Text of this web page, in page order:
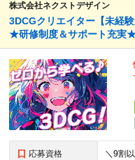
株式会社ネクストデザイン
3DCGクリエイター【未経
★研修制度＆サポート充実
応募資格